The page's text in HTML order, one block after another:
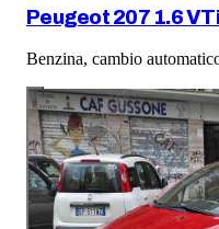
Peugeot 207 1.6
Benzina, cambio